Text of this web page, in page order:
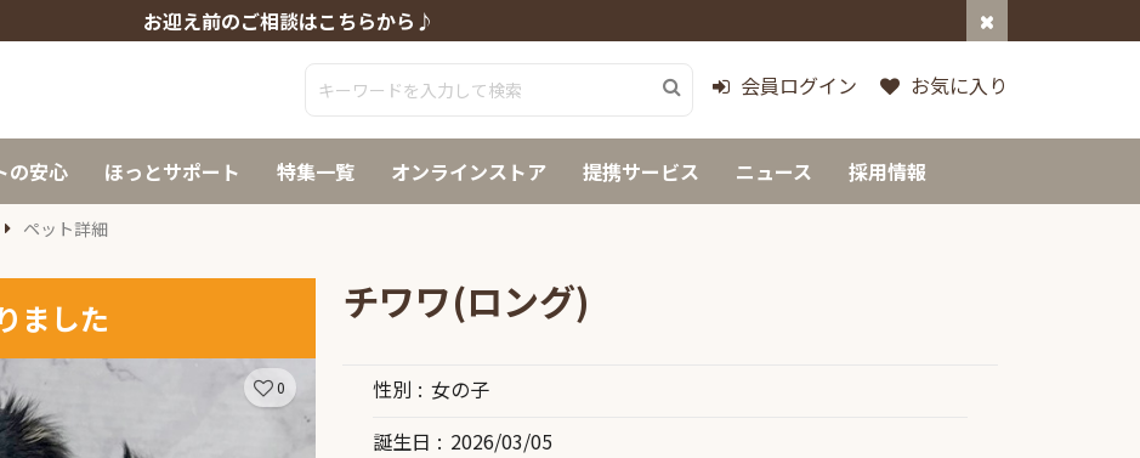
お迎え前のご相談はこちらから♪
会員ログイン お気に入り
の安心 ほっとサポート 特集一覧 オンラインストア 提携サービス ニュース 採用情報
ペット詳細
ました
0
チワワ(ロング)
性別
女の子
誕生日
2026/03/05